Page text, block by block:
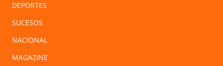
DEPORTES
SUCESOS
NACIONAL
MAGAZINE